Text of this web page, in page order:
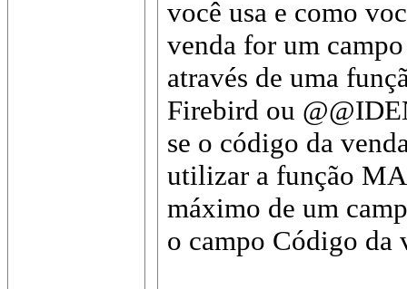
você usa e como
venda for um
através de uma
Firebird ou
se o código da
utilizar a função
máximo de um
o campo Código da